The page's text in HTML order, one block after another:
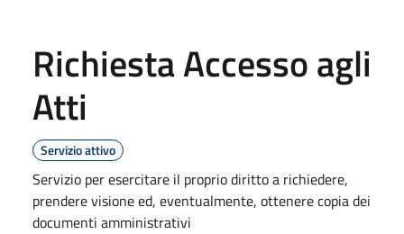
Richiesta Accesso agli
Atti
Servizio attivo
Servizio per esercitare il proprio diritto a richiedere,
prendere visione ed, eventualmente, ottenere copia dei
documenti amministrativi